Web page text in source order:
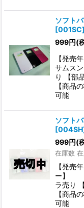
ソフト
[001SC]
999円(
【発
サムス
り 【部
【商品
可能
ソフト
[004SH
999円(
在庫数
【発
ー】 シ
ラ売り
【商品
可能